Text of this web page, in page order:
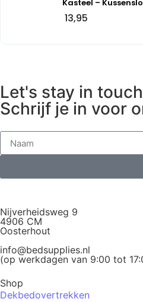
Kasteel –
13,95
Let's stay in touch
Schrijf je in voor
Nijverheidsweg 9
4906 CM
Oosterhout
info@bedsupplies.nl
(op werkdagen van 9:00 tot
Shop
Dekbedovertrekken